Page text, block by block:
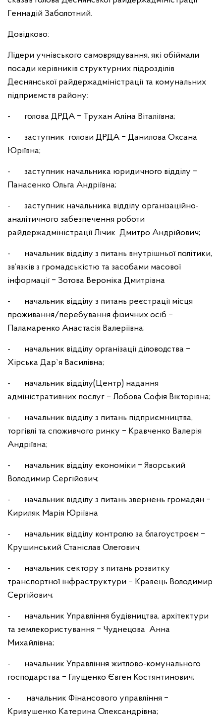
Геннадій Заболотний.
Довідково:
Лідери учнівського самоврядування, які обіймали
посади керівників структурних підрозділів
Деснянської райдержадміністрації та комунальних
підприємств району:
- голова ДРДА ‒ Трухан Аліна Віталіївна;
- заступник голови ДРДА ‒ Данилова Оксана
Юріївна;
- заступник начальника юридичного відділу ‒
Панасенко Ольга Андріївна;
- заступник начальника відділу організаційно-
аналітичного забезпечення роботи
райдержадміністрації Лічик Дмитро Андрійович;
- начальник відділу з питань внутрішньої політики,
зв’язків з громадськістю та засобами масової
інформації ‒ Зотова Вероніка Дмитрівна
- начальник відділу з питань реєстрації місця
проживання/перебування фізичних осіб ‒
Паламаренко Анастасія Валеріївна;
- начальник відділу організації діловодства ‒
Хірська Дар`я Василівна;
- начальник відділу(Центр) надання
адміністративних послуг ‒ Лобова Софія Вікторівна;
- начальник відділу з питань підприємництва,
торгівлі та споживчого ринку ‒ Кравченко Валерія
Андріївна;
- начальник відділу економіки ‒ Яворський
Володимир Сергійович;
- начальник відділу з питань звернень громадян ‒
Кириляк Марія Юріївна
- начальник відділу контролю за благоустроєм ‒
Крушинський Станіслав Олегович;
- начальник сектору з питань розвитку
транспортної інфраструктури ‒ Кравець Володимир
Сергійович;
- начальник Управління будівництва, архітектури
та землекористування ‒ Чуднецова Анна
Михайлівна;
- начальник Управління житлово-комунального
господарства ‒ Глущенко Євген Костянтинович;
- начальник Фінансового управління ‒
Кривушенко Катерина Олександрівна;